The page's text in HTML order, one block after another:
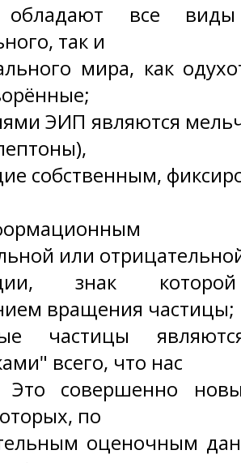
все виды
так и
мира, как
ЭИП являются
собственным,
или
знак
вращения частицы;
частицы
всего, что нас
Это совершенно
по
оценочным